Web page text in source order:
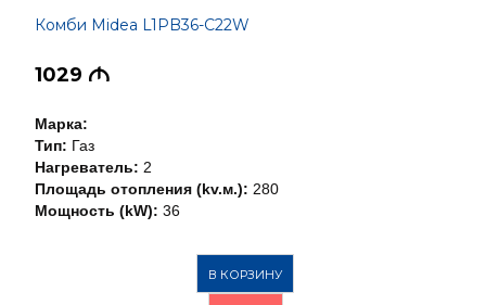
Комби Midea L1PB36-C22W
1029 M
Марка:
Тип: Газ
Нагреватель: 2
Площадь отопления (kv.м.): 280
Мощность (kW): 36
В КОРЗИНУ